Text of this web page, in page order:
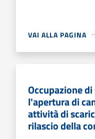
VAI ALLA PAGINA
Occupazione
l'apertura di
attività di
rilascio della